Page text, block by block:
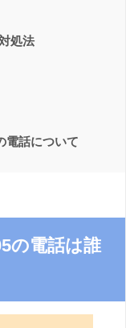
処法
電話について
の電話は誰